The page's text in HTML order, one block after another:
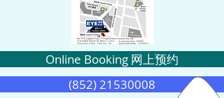
Online Booking 网上预约
(852) 21530008